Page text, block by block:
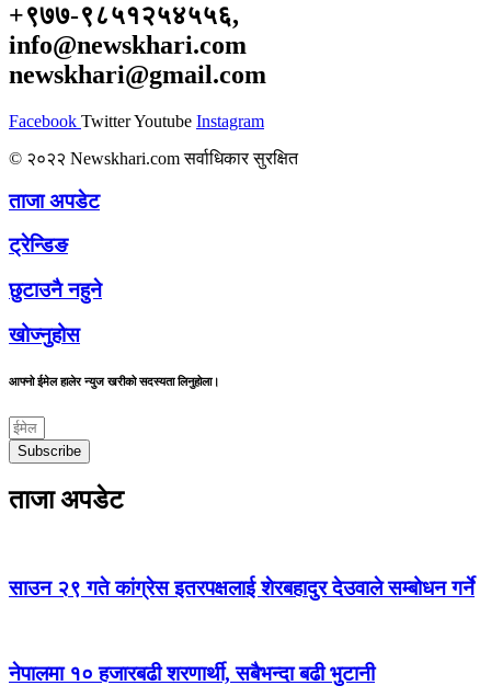
+९७७-९८५१२५४५५६,
info@newskhari.com
newskhari@gmail.com
Facebook TwitterYoutube Instagram
© २०२२ Newskhari.com सर्वाधिकार सुरक्षित
ताजा अपडेट
ट्रेन्डिङ
छुटाउनै नहुने
खोज्नुहोस
आफ्नो ईमेल हालेर न्युज खरीको सदस्यता लिनुहोला।
Subscribe
ताजा अपडेट
साउन २९ गते कांग्रेस इतरपक्षलाई शेरबहादुर देउवाले सम्बोधन गर्ने
नेपालमा १० हजारबढी शरणार्थी, सबैभन्दा बढी भुटानी